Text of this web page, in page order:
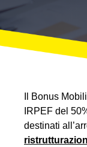
Il Bonus
IRPEF del
destinati